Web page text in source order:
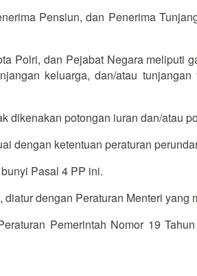
Pensiun, dan Penerima
Polri, dan Pejabat Negara meliputi
keluarga, dan/atau
potongan iuran dan/atau
ketentuan peraturan
Pasal 4 PP ini.
dengan Peraturan Menteri
Pemerintah Nomor 19